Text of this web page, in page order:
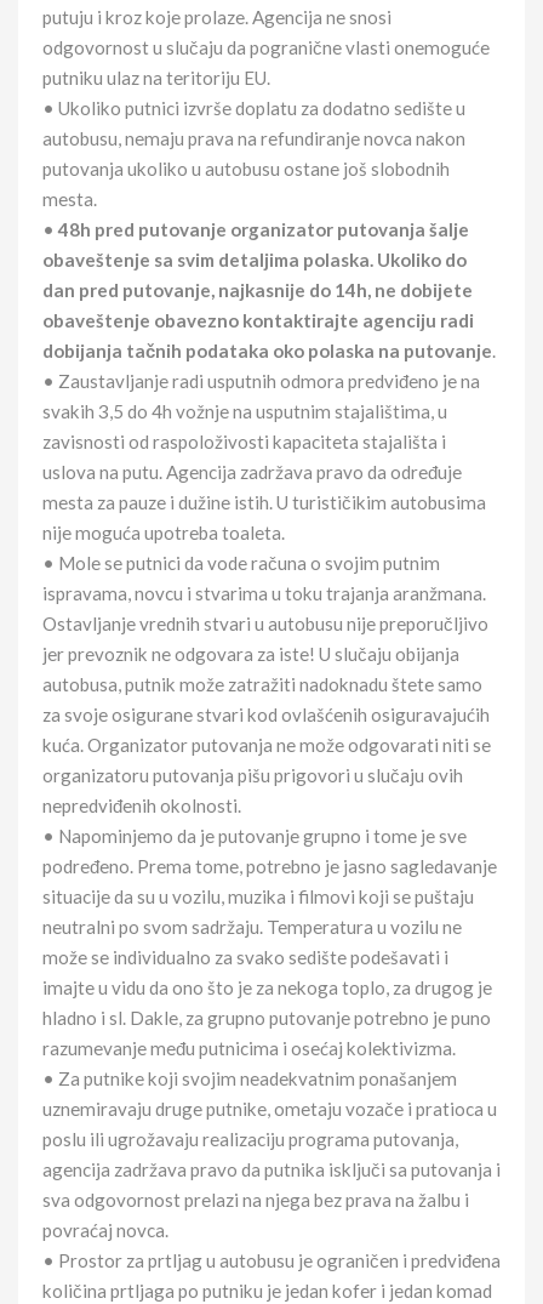
putuju i kroz koje prolaze. Agencija ne snosi
odgovornost u slučaju da pogranične vlasti onemoguće
putniku ulaz na teritoriju EU.
• Ukoliko putnici izvrše doplatu za dodatno sedište u
autobusu, nemaju prava na refundiranje novca nakon
putovanja ukoliko u autobusu ostane još slobodnih
mesta.
• 48h pred putovanje organizator putovanja šalje
obaveštenje sa svim detaljima polaska. Ukoliko do
dan pred putovanje, najkasnije do 14h, ne dobijete
obaveštenje obavezno kontaktirajte agenciju radi
dobijanja tačnih podataka oko polaska na putovanje.
• Zaustavljanje radi usputnih odmora predviđeno je na
svakih 3,5 do 4h vožnje na usputnim stajalištima, u
zavisnosti od raspoloživosti kapaciteta stajališta i
uslova na putu. Agencija zadržava pravo da određuje
mesta za pauze i dužine istih. U turističikim autobusima
nije moguća upotreba toaleta.
• Mole se putnici da vode računa o svojim putnim
ispravama, novcu i stvarima u toku trajanja aranžmana.
Ostavljanje vrednih stvari u autobusu nije preporučljivo
jer prevoznik ne odgovara za iste! U slučaju obijanja
autobusa, putnik može zatražiti nadoknadu štete samo
za svoje osigurane stvari kod ovlašćenih osiguravajućih
kuća. Organizator putovanja ne može odgovarati niti se
organizatoru putovanja pišu prigovori u slučaju ovih
nepredviđenih okolnosti.
• Napominjemo da je putovanje grupno i tome je sve
podređeno. Prema tome, potrebno je jasno sagledavanje
situacije da su u vozilu, muzika i filmovi koji se puštaju
neutralni po svom sadržaju. Temperatura u vozilu ne
može se individualno za svako sedište podešavati i
imajte u vidu da ono što je za nekoga toplo, za drugog je
hladno i sl. Dakle, za grupno putovanje potrebno je puno
razumevanje među putnicima i osećaj kolektivizma.
• Za putnike koji svojim neadekvatnim ponašanjem
uznemiravaju druge putnike, ometaju vozače i pratioca u
poslu ili ugrožavaju realizaciju programa putovanja,
agencija zadržava pravo da putnika isključi sa putovanja i
sva odgovornost prelazi na njega bez prava na žalbu i
povraćaj novca.
• Prostor za prtljag u autobusu je ograničen i predviđena
količina prtljaga po putniku je jedan kofer i jedan komad